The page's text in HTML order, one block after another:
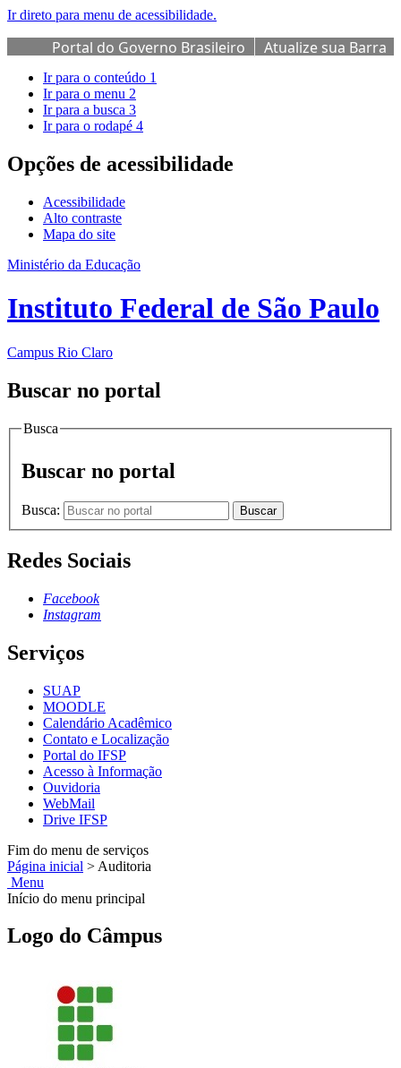
Ir direto para menu de acessibilidade.
Portal do Governo Brasileiro
Atualize sua Barra
de Governo
Ir para o conteúdo 1
Ir para o menu 2
Ir para a busca 3
Ir para o rodapé 4
Opções de acessibilidade
Acessibilidade
Alto contraste
Mapa do site
Ministério da Educação
Instituto Federal de São Paulo
Campus Rio Claro
Buscar no portal
Busca
Buscar no portal
Busca: Buscar
Redes Sociais
Facebook
Instagram
Serviços
SUAP
MOODLE
Calendário Acadêmico
Contato e Localização
Portal do IFSP
Acesso à Informação
Ouvidoria
WebMail
Drive IFSP
Fim do menu de serviços
Página inicial > Auditoria
Menu
Início do menu principal
Logo do Câmpus